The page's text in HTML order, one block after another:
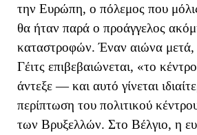
την Ευρώπη, ο πόλεμος που μόλις
θα ήταν παρά ο προάγγελος
καταστροφών. Έναν αιώνα μετά,
Γέιτς επιβεβαιώνεται, «το
άντεξε — και αυτό γίνεται
περίπτωση του πολιτικού
των Βρυξελλών. Στο Βέλγιο, η